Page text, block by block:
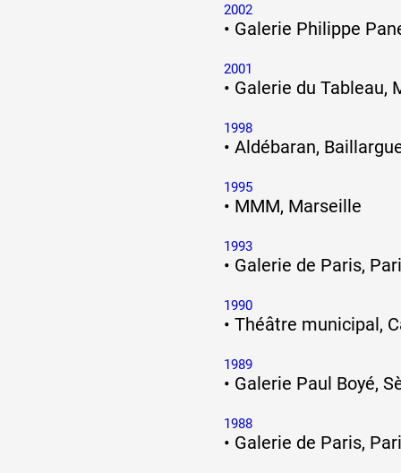
1% œuvres
public
Réseau
De A à Z
Année par année
2002
• Galerie Philippe
2001
• Galerie du Tableau,
1998
• Aldébaran,
1995
• MMM, Marseille
1993
• Galerie de Paris,
1990
• Théâtre municipal,
1989
• Galerie Paul Boyé,
1988
• Galerie de Paris,